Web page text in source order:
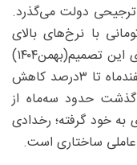
ترجیحی دولت می‌گذرد.
که در آن نرخ ارز ۲۸‌هزار و ۵۰۰تومانی با نرخ‌های بالای
۱۱۰‌هزار تومان جایگزین شد. در زمان اجرای این تصمیم(بهمن۱۴۰۴)
تورم ماهانه به ۴/۸‌درصد رسید اما در اسفندماه تا ۳‌درصد کاهش
گذشت حدود سه‌ماه از
به خود گرفته؛ رخدادی
ساختاری است.